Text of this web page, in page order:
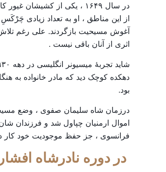
در سال ۱۶۴۹ ، یکی از
از این مناطق ، او به تعداد زیادی
آغوش مسیحیت بازگردند. علی رغم
اثری از آنان باقی نیست .
دهکده کوچک دید که مادر خانواده
بود.
اموال ارمنیان چپاول شد و فرزندان
فرانسوی ، جز حفظ موجودیت خود کار
در دوره نادرشاه افشار